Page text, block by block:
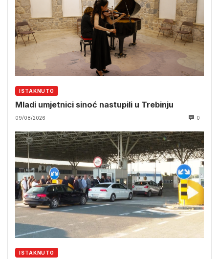
ISTAKNUTO
Mladi umjetnici sinoć nastupili u Trebinju
09/08/2026 0
ISTAKNUTO